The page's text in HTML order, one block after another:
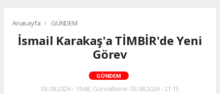
Anasayfa GÜNDEM
İsmail Karakaş'a TİMBİR'de Yeni
Görev
GÜNDEM
03.08.2026 - 19:48, Güncelleme: 03.08.2026 - 21:15